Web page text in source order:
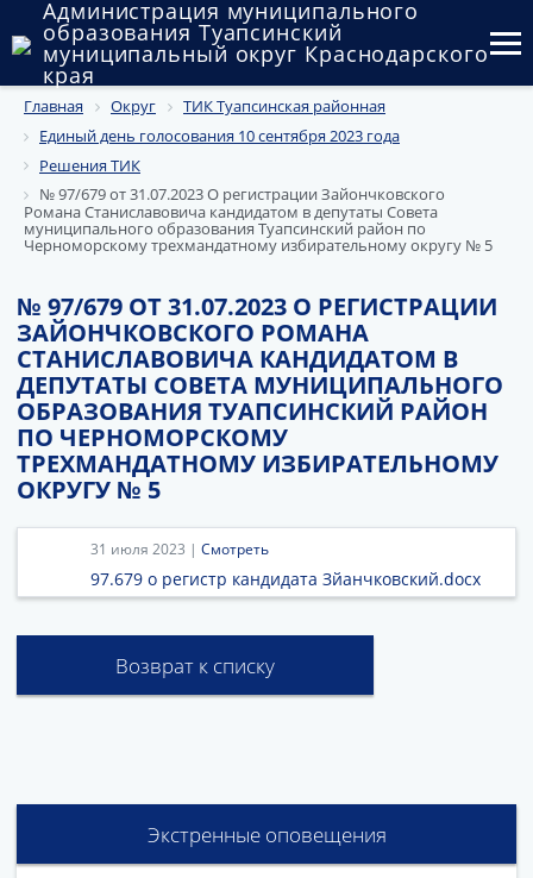
Администрация муниципального
образования Туапсинский
муниципальный округ Краснодарского
края
Округ
Администрация
Муниципальные закупки
Муниципальное имущество
Публичные слушания и общественные обсуждения
Документы
Главная Округ
ТИК Туапсинская районная
Единый день голосования 10 сентября 2023 года
Решения ТИК
№ 97/679 от 31.07.2023 О регистрации Зайончковского
Романа Станиславовича кандидатом в депутаты Совета
муниципального образования Туапсинский район по
Черноморскому трехмандатному избирательному округу № 5
№ 97/679 ОТ 31.07.2023 О РЕГИСТРАЦИИ
ЗАЙОНЧКОВСКОГО РОМАНА
СТАНИСЛАВОВИЧА КАНДИДАТОМ В
ДЕПУТАТЫ СОВЕТА МУНИЦИПАЛЬНОГО
ОБРАЗОВАНИЯ ТУАПСИНСКИЙ РАЙОН
ПО ЧЕРНОМОРСКОМУ
ТРЕХМАНДАТНОМУ ИЗБИРАТЕЛЬНОМУ
ОКРУГУ № 5
31 июля 2023 | Смотреть
97.679 о регистр кандидата Зйанчковский.docx
Возврат к списку
Экстренные оповещения